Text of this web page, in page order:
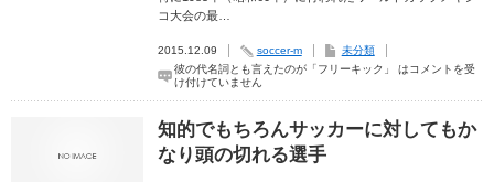
コ大会の最…
2015.12.09 soccer-m
未分類
彼の代名詞とも言えたのが「フリーキック」 はコメントを受
け付けていません
知的でもちろんサッカーに対してもか
なり頭の切れる選手